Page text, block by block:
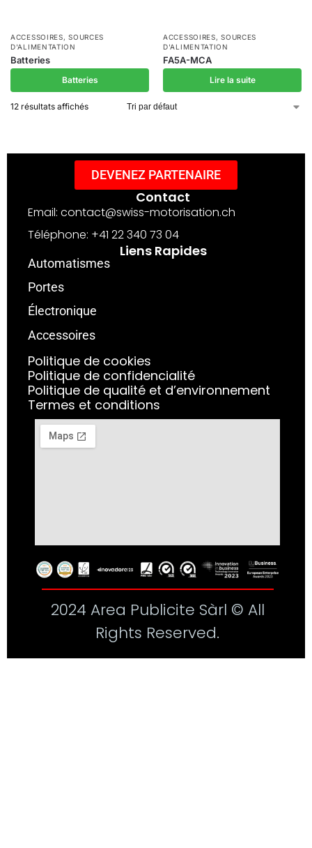
ACCESSOIRES,SOURCES
D'ALIMENTATION
Batteries
Batteries
ACCESSOIRES,SOURCES
D'ALIMENTATION
FA5A-MCA
Lire la suite
12 résultats affichés
DEVENEZ PARTENAIRE
Contact
Email: contact@swiss-motorisation.ch
Téléphone: +41 22 340 73 04
Liens Rapides
Automatismes
Portes
Électronique
Accessoires
Politique de cookies
Politique de confidencialité
Politique de qualité et d’environnement
Termes et conditions
2024 Area Publicite Sàrl © All
Rights Reserved.